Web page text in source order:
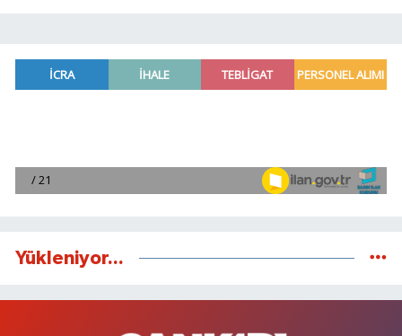
Yükleniyor...